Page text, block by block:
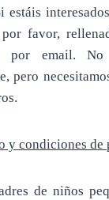
estáis
por favor,
por email. No
pero
y condiciones de
de niños